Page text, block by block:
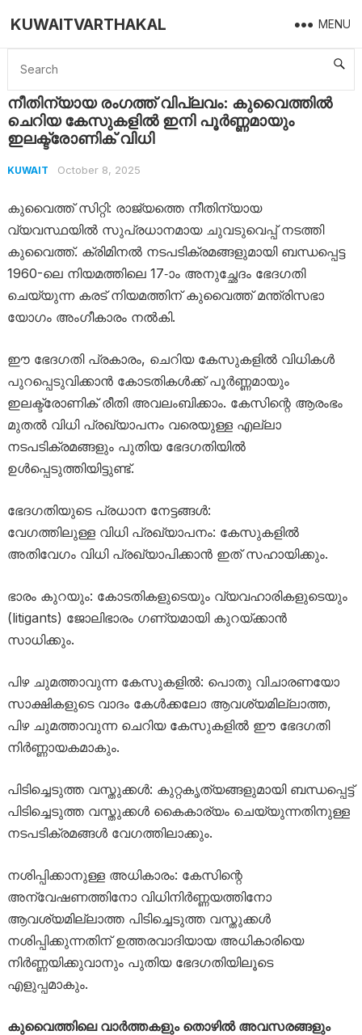
KUWAITVARTHAKAL MENU
Home Kuwait നീതിന്യായ രംഗത്ത് വിപ്ലവം: കുവൈത്തിൽ ചെറിയ കേസുകളിൽ ഇനി പൂർണ്ണമായും ഇലക്ട്രോണിക് വിധി
നീതിന്യായ രംഗത്ത് വിപ്ലവം: കുവൈത്തിൽ
ചെറിയ കേസുകളിൽ ഇനി പൂർണ്ണമായും
ഇലക്ട്രോണിക് വിധി
KUWAIT October 8, 2025
കുവൈത്ത് സിറ്റി: രാജ്യത്തെ നീതിന്യായ
വ്യവസ്ഥയിൽ സുപ്രധാനമായ ചുവടുവെപ്പ് നടത്തി
കുവൈത്ത്. ക്രിമിനൽ നടപടിക്രമങ്ങളുമായി ബന്ധപ്പെട്ട
1960-ലെ നിയമത്തിലെ 17-ാം അനുച്ഛേദം ഭേദഗതി
ചെയ്യുന്ന കരട് നിയമത്തിന് കുവൈത്ത് മന്ത്രിസഭാ
യോഗം അംഗീകാരം നൽകി.
ഈ ഭേദഗതി പ്രകാരം, ചെറിയ കേസുകളിൽ വിധികൾ
പുറപ്പെടുവിക്കാൻ കോടതികൾക്ക് പൂർണ്ണമായും
ഇലക്ട്രോണിക് രീതി അവലംബിക്കാം. കേസിന്റെ ആരംഭം
മുതൽ വിധി പ്രഖ്യാപനം വരെയുള്ള എല്ലാ
നടപടിക്രമങ്ങളും പുതിയ ഭേദഗതിയിൽ
ഉൾപ്പെടുത്തിയിട്ടുണ്ട്.
ഭേദഗതിയുടെ പ്രധാന നേട്ടങ്ങൾ:
വേഗത്തിലുള്ള വിധി പ്രഖ്യാപനം: കേസുകളിൽ
അതിവേഗം വിധി പ്രഖ്യാപിക്കാൻ ഇത് സഹായിക്കും.
ഭാരം കുറയും: കോടതികളുടെയും വ്യവഹാരികളുടെയും
(litigants) ജോലിഭാരം ഗണ്യമായി കുറയ്ക്കാൻ
സാധിക്കും.
പിഴ ചുമത്താവുന്ന കേസുകളിൽ: പൊതു വിചാരണയോ
സാക്ഷികളുടെ വാദം കേൾക്കലോ ആവശ്യമില്ലാത്ത,
പിഴ ചുമത്താവുന്ന ചെറിയ കേസുകളിൽ ഈ ഭേദഗതി
നിർണ്ണായകമാകും.
പിടിച്ചെടുത്ത വസ്തുക്കൾ: കുറ്റകൃത്യങ്ങളുമായി ബന്ധപ്പെട്ട്
പിടിച്ചെടുത്ത വസ്തുക്കൾ കൈകാര്യം ചെയ്യുന്നതിനുള്ള
നടപടിക്രമങ്ങൾ വേഗത്തിലാക്കും.
നശിപ്പിക്കാനുള്ള അധികാരം: കേസിന്റെ
അന്വേഷണത്തിനോ വിധിനിർണ്ണയത്തിനോ
ആവശ്യമില്ലാത്ത പിടിച്ചെടുത്ത വസ്തുക്കൾ
നശിപ്പിക്കുന്നതിന് ഉത്തരവാദിയായ അധികാരിയെ
നിർണ്ണയിക്കുവാനും പുതിയ ഭേദഗതിയിലൂടെ
എളുപ്പമാകും.
കുവൈത്തിലെ വാർത്തകളും തൊഴിൽ അവസരങ്ങളും